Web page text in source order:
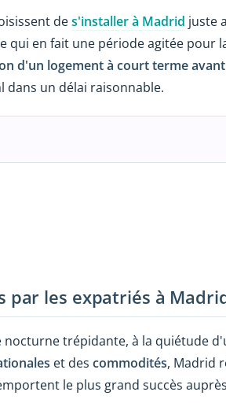
des'installer à Madrid juste
qui en fait une période agitée pour
d'un logement à court terme
un délai raisonnable.
par les expatriés à
nocturne trépidante, à la quiétude
et des commodités, Madrid
le plus grand succès